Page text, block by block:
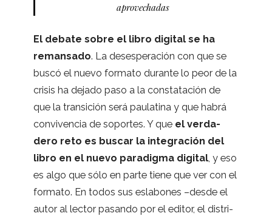
aprovechadas
El debate sobre el libro digi­tal se ha
reman­sado. La deses­pe­ra­ción con que se
buscó el nuevo for­mato durante lo peor de la
cri­sis ha dejado paso a la cons­ta­ta­ción de
que la tran­si­ción será pau­la­tina y que habrá
con­vi­ven­cia de sopor­tes. Y que el ver­da­
dero reto es bus­car la inte­gra­ción del
libro en el nuevo para­digma digi­tal, y eso
es algo que sólo en parte tiene que ver con el
for­mato. En todos sus esla­bo­nes –desde el
autor al lec­tor pasando por el edi­tor, el dis­tri­